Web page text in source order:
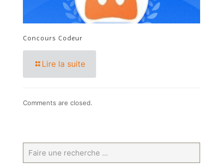
Concours Codeur
Lire la suite
Comments are closed.